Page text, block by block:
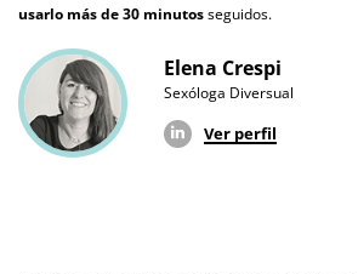
usarlo más de 30 minutosseguidos.
Elena Crespi
Sexóloga Diversual
Ver perfil